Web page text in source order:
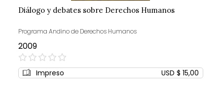
Diálogo y debates sobre Derechos Humanos
Programa Andino de Derechos Humanos
2009
0%
Impreso USD $ 15,00